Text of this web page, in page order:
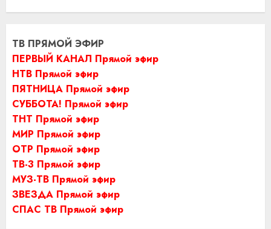
ТВ ПРЯМОЙ ЭФИР
ПЕРВЫЙ КАНАЛ Прямой эфир
НТВ Прямой эфир
ПЯТНИЦА Прямой эфир
СУББОТА! Прямой эфир
ТНТ Прямой эфир
МИР Прямой эфир
ОТР Прямой эфир
ТВ-3 Прямой эфир
МУЗ-ТВ Прямой эфир
ЗВЕЗДА Прямой эфир
СПАС ТВ Прямой эфир